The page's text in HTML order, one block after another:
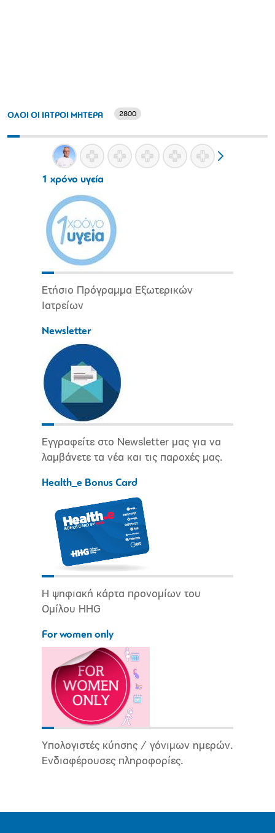
ΟΛΟΙ ΟΙ ΙΑΤΡΟΙ ΜΗΤΕΡΑ 2800
1 χρόνο υγεία
Ετήσιο Πρόγραμμα Εξωτερικών
Ιατρείων
Newsletter
Εγγραφείτε στο Newsletter μας για να
λαμβάνετε τα νέα και τις παροχές μας.
Health_e Bonus Card
Η ψηφιακή κάρτα προνομίων του
Ομίλου HHG
For women only
Υπολογιστές κύησης / γόνιμων ημερών.
Ενδιαφέρουσες πληροφορίες.